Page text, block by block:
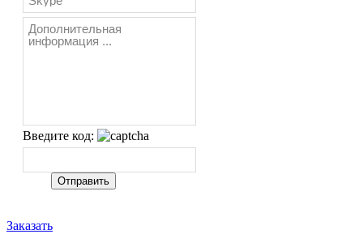
Введите код:
Заказать